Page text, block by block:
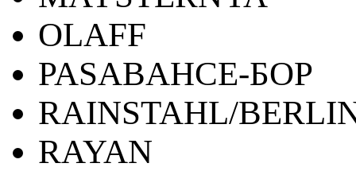
OLAFF
PASABAHCE-БОР
RAINSTAHL/
RAYAN